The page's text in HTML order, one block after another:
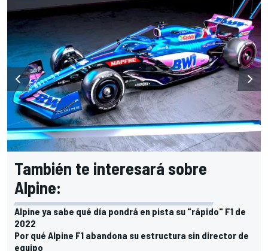
También te interesará sobre
Alpine:
Alpine ya sabe qué día pondrá en pista su "rápido" F1 de
2022
Por qué Alpine F1 abandona su estructura sin director de
equipo